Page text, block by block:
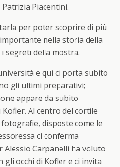
Piacentini.
per poter scoprire di più
nella storia della
segreti della mostra.
e qui ci porta subito
gli ultimi preparativi;
appare da subito
Al centro del cortile
disposte come le
ci conferma
Alessio Carpanelli ha voluto
gli occhi di Kofler e ci invita